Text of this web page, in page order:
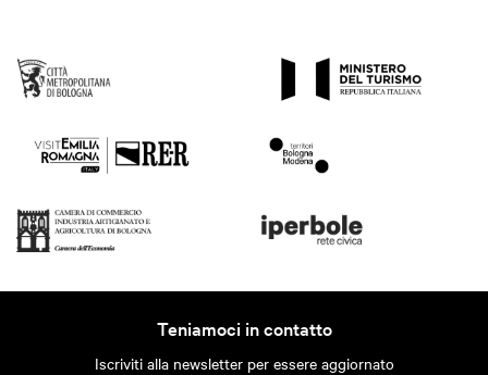
Teniamoci in contatto
Iscriviti alla newsletter per essere aggiornato